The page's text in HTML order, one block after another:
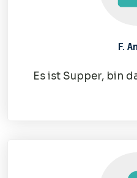
F.
Es ist Supper, bin